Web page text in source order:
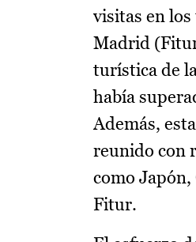
visitas en
Madrid
turística de
había
Además,
reunido con
como
Fitur.